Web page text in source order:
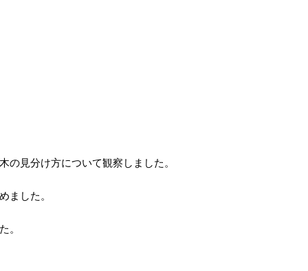
の見分け方について観察しました。
ました。
。